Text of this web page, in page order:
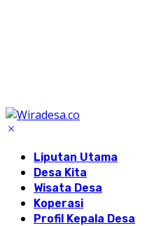
Liputan Utama
Desa Kita
Wisata Desa
Koperasi
Profil Kepala Desa